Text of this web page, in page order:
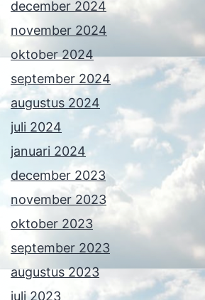
december 2024
november 2024
oktober 2024
september 2024
augustus 2024
juli 2024
januari 2024
december 2023
november 2023
oktober 2023
september 2023
augustus 2023
juli 2023